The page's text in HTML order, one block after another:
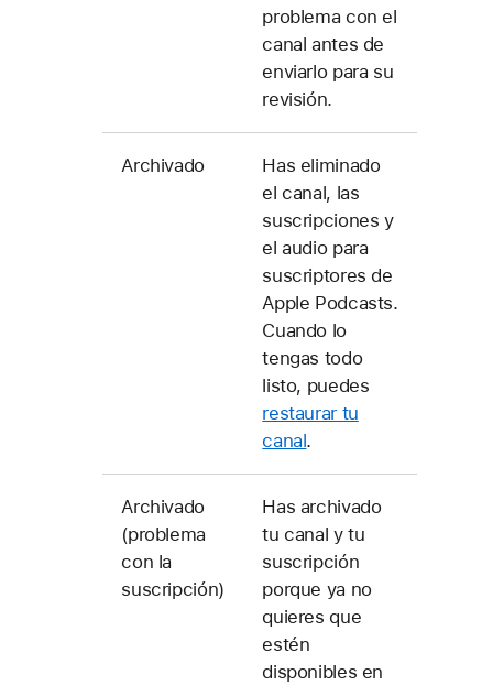
problema con el
canal antes de
enviarlo para su
revisión.
Archivado
Has eliminado
el canal, las
suscripciones y
el audio para
suscriptores de
Apple Podcasts.
Cuando lo
tengas todo
listo, puedes
restaurar tu
canal.
Archivado
(problema
con la
suscripción)
Has archivado
tu canal y tu
suscripción
porque ya no
quieres que
estén
disponibles en